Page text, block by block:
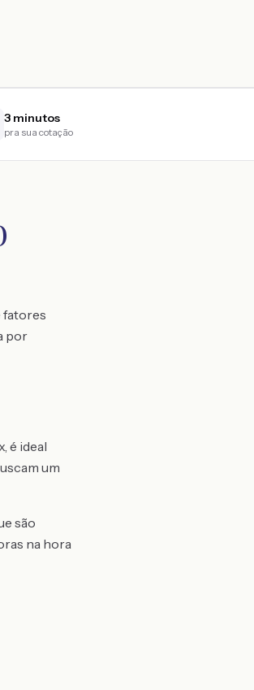
3 minutos
pra sua cotação
fatores
por
é ideal
um
são
na hora